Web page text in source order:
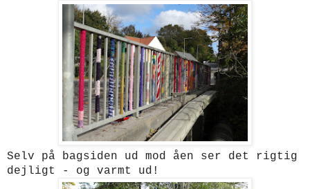
Selv på bagsiden ud mod åen ser det rigtig
dejligt - og varmt ud!